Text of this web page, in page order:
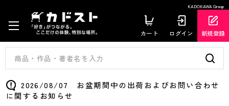
KADOKAWA Group
カート ログイン 新規登録
2026/08/07 お盆期間中の出荷およびお問い合わせ
に関するお知らせ